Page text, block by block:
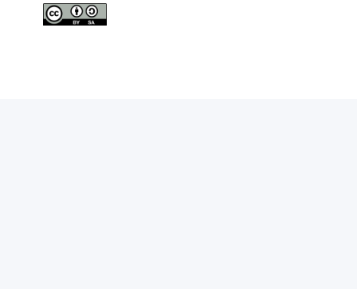
Nombre d'ETP SICE de femmes de 50 ans et plus
Nombre total d'ETP SICE de femmes